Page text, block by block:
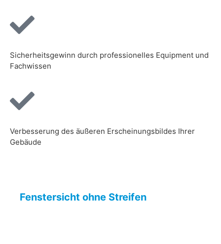
Sicherheitsgewinn durch professionelles Equipment und
Fachwissen
Verbesserung des äußeren Erscheinungsbildes Ihrer
Gebäude
Fenstersicht ohne Streifen